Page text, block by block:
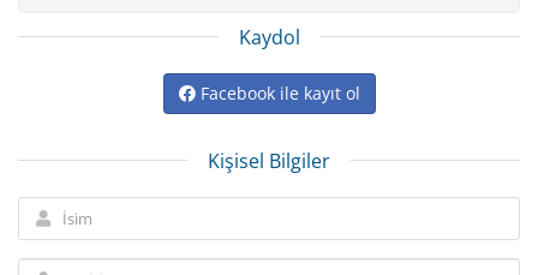
Kaydol
Facebook ile kayıt ol
Kişisel Bilgiler